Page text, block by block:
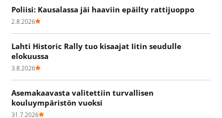
Poliisi: Kausalassa jäi haaviin epäilty rattijuoppo
2.8.2026
Lahti Historic Rally tuo kisaajat Iitin seudulle
elokuussa
3.8.2026
Asemakaavasta valitettiin turvallisen
kouluympäristön vuoksi
31.7.2026